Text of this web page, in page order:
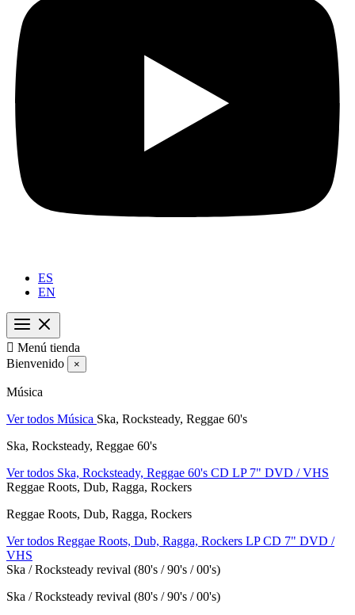
ES
EN
 Menú tienda
Bienvenido
×
Música
Ver todos Música Ska, Rocksteady, Reggae 60's
Ska, Rocksteady, Reggae 60's
Ver todos Ska, Rocksteady, Reggae 60's CD LP 7" DVD / VHS
Reggae Roots, Dub, Ragga, Rockers
Reggae Roots, Dub, Ragga, Rockers
Ver todos Reggae Roots, Dub, Ragga, Rockers LPCD 7" DVD /
VHS
Ska / Rocksteady revival (80's / 90's / 00's)
Ska / Rocksteady revival (80's / 90's / 00's)